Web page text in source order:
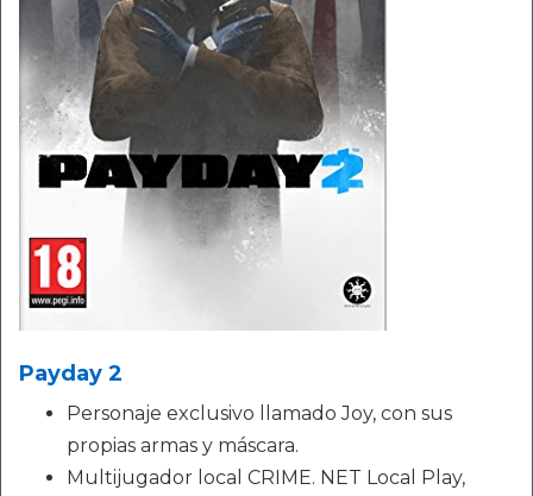
Payday 2
Personaje exclusivo llamado Joy, con sus
propias armas y máscara.
Multijugador local CRIME. NET Local Play,